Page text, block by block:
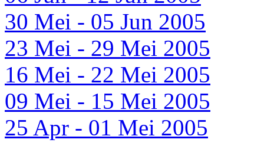
30 Mei - 05 Jun 2005
23 Mei - 29 Mei 2005
16 Mei - 22 Mei 2005
09 Mei - 15 Mei 2005
25 Apr - 01 Mei 2005